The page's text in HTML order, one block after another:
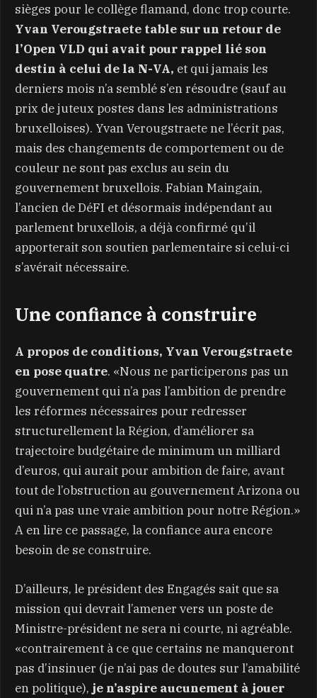
sièges pour le collège flamand, donc trop courte.
Yvan Verougstraete table sur un retour de
l’Open VLD qui avait pour rappel lié son
destin à celui de la N-VA, et qui jamais les
derniers mois n’a semblé s’en résoudre (sauf au
prix de juteux postes dans les administrations
bruxelloises). Yvan Verougstraete ne l’écrit pas,
mais des changements de comportement ou de
couleur ne sont pas exclus au sein du
gouvernement bruxellois. Fabian Maingain,
l’ancien de DéFI et désormais indépendant au
parlement bruxellois, a déjà confirmé qu’il
apporterait son soutien parlementaire si celui-ci
s’avérait nécessaire.
Une confiance à construire
A propos de conditions, Yvan Verougstraete
en pose quatre. «Nous ne participerons pas un
gouvernement qui n’a pas l’ambition de prendre
les réformes nécessaires pour redresser
structurellement la Région, d’améliorer sa
trajectoire budgétaire de minimum un milliard
d’euros, qui aurait pour ambition de faire, avant
tout de l’obstruction au gouvernement Arizona ou
qui n’a pas une vraie ambition pour notre Région.»
A en lire ce passage, la confiance aura encore
besoin de se construire.
D’ailleurs, le président des Engagés sait que sa
mission qui devrait l’amener vers un poste de
Ministre-président ne sera ni courte, ni agréable.
«contrairement à ce que certains ne manqueront
pas d’insinuer (je n’ai pas de doutes sur l’amabilité
en politique), je n’aspire aucunement à jouer